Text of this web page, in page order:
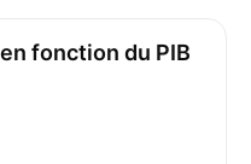
fonction du PIB